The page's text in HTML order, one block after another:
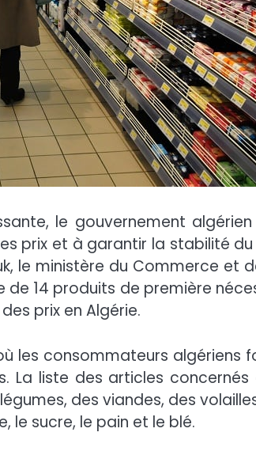
le gouvernement
prix et à garantir la stabilité du
le ministère du Commerce et
14 produits de première
prix en Algérie.
les consommateurs algériens
La liste des articles concernés
des viandes, des
le sucre, le pain et le blé.